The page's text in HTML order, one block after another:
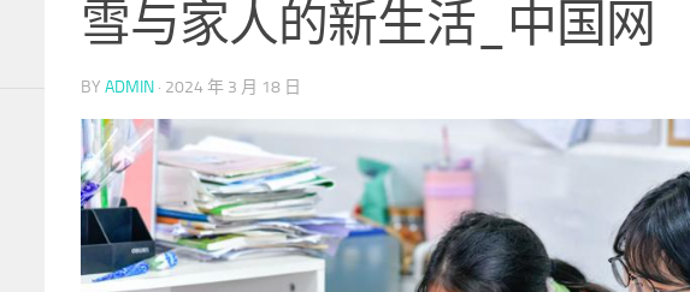
雪与家人的新生活_中国网
BY ADMIN · 2024 年 3 月 18 日